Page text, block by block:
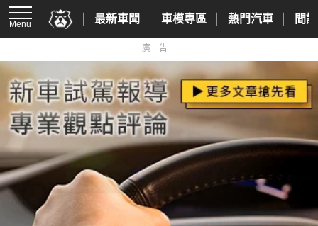
Menu 最新車聞 車模專區 熱門汽車 間
廣告